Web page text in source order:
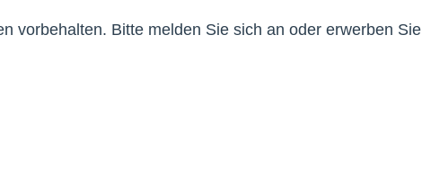
vorbehalten. Bitte melden Sie sich an oder erwerben Sie